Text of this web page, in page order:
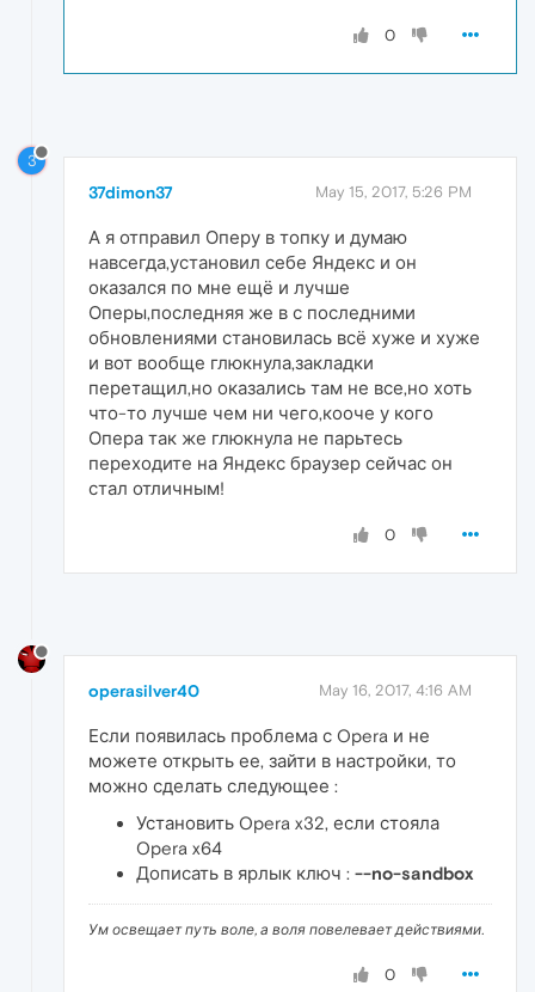
0
3
37dimon37 May 15, 2017, 5:26 PM
А я отправил Оперу в топку и думаю
навсегда,установил себе Яндекс и он
оказался по мне ещё и лучше
Оперы,последняя же в с последними
обновлениями становилась всё хуже и хуже
и вот вообще глюкнула,закладки
перетащил,но оказались там не все,но хоть
что-то лучше чем ни чего,кооче у кого
Опера так же глюкнула не парьтесь
переходите на Яндекс браузер сейчас он
стал отличным!
0
operasilver40 May 16, 2017, 4:16 AM
Если появилась проблема с Opera и не
можете открыть ее, зайти в настройки, то
можно сделать следующее :
Установить Opera x32, если стояла
Opera x64
Дописать в ярлык ключ : --no-sandbox
Ум освещает путь воле, а воля повелевает действиями.
0